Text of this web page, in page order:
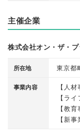
主催企業
株式会社オン・ザ・
所在地 東京都
事業内容 【 人材
【ライ
【教育
【新事